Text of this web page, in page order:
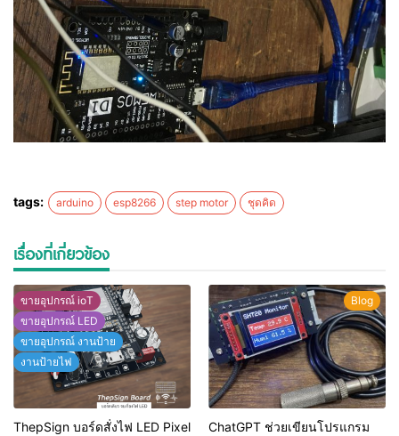
tags: arduino esp8266 step motor ชุดคิด
เรื่องที่เกี่ยวข้อง
ขายอุปกรณ์ ioT
ขายอุปกรณ์ LED
ขายอุปกรณ์ งานป้าย
งานป้ายไฟ
ThepSign บอร์ดสั่งไฟ LED Pixel
Blog
ChatGPT ช่วยเขียนโปรแกรม